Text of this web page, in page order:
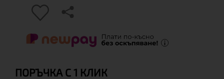
ПОРЪЧКА С 1 КЛИК